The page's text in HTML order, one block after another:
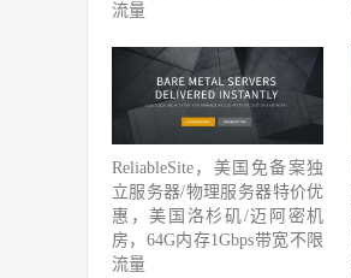
流量
ReliableSite，美国免备案独
立服务器/物理服务器特价优
惠，美国洛杉矶/迈阿密机
房，64G内存1Gbps带宽不限
流量